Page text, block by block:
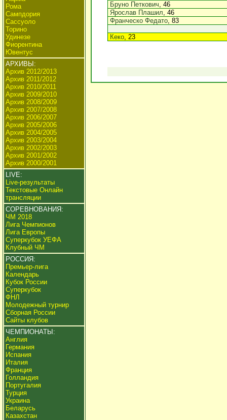
Рома
Сампдория
Сассуоло
Торино
Удинезе
Фиорентина
Ювентус
АРХИВЫ:
Архив 2012/2013
Архив 2011/2012
Архив 2010/2011
Архив 2009/2010
Архив 2008/2009
Архив 2007/2008
Архив 2006/2007
Архив 2005/2006
Архив 2004/2005
Архив 2003/2004
Архив 2002/2003
Архив 2001/2002
Архив 2000/2001
LIVE:
Live-результаты
Текстовые Онлайн
трансляции
СОРЕВНОВАНИЯ:
ЧМ 2018
Лига Чемпионов
Лига Европы
Суперкубок УЕФА
Клубный ЧМ
РОССИЯ:
Премьер-лига
Календарь
Кубок России
Суперкубок
ФНЛ
Молодежный турнир
Сборная России
Сайты клубов
ЧЕМПИОНАТЫ:
Англия
Германия
Испания
Италия
Франция
Голландия
Португалия
Турция
Украина
Беларусь
Казахстан
Бруно Петкович, 46
Ярослав Плашил, 46
Франческо Федато, 83
Кеко, 23